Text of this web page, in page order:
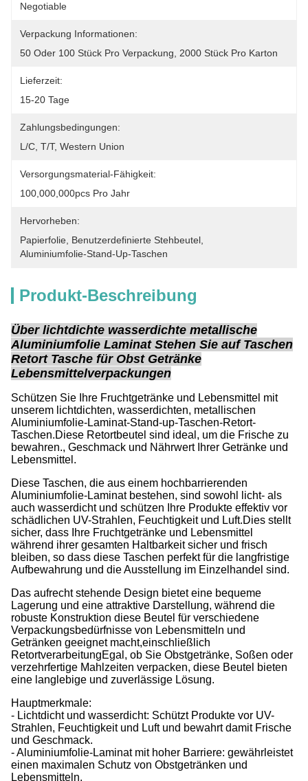
Negotiable
Verpackung Informationen:
50 Oder 100 Stück Pro Verpackung, 2000 Stück Pro Karton
Lieferzeit:
15-20 Tage
Zahlungsbedingungen:
L/C, T/T, Western Union
Versorgungsmaterial-Fähigkeit:
100,000,000pcs Pro Jahr
Hervorheben:
Papierfolie Benutzerdefinierte Stehbeutel
Aluminiumfolie-Stand-Up-Taschen
Produkt-Beschreibung
Über lichtdichte wasserdichte metallische
Aluminiumfolie Laminat Stehen Sie auf Taschen
Retort Tasche für Obst Getränke
Lebensmittelverpackungen
Schützen Sie Ihre Fruchtgetränke und Lebensmittel mit
unserem lichtdichten, wasserdichten, metallischen
Aluminiumfolie-Laminat-Stand-up-Taschen-Retort-
Taschen.Diese Retortbeutel sind ideal, um die Frische zu
bewahren., Geschmack und Nährwert Ihrer Getränke und
Lebensmittel.
Diese Taschen, die aus einem hochbarrierenden
Aluminiumfolie-Laminat bestehen, sind sowohl licht- als
auch wasserdicht und schützen Ihre Produkte effektiv vor
schädlichen UV-Strahlen, Feuchtigkeit und Luft.Dies stellt
sicher, dass Ihre Fruchtgetränke und Lebensmittel
während ihrer gesamten Haltbarkeit sicher und frisch
bleiben, so dass diese Taschen perfekt für die langfristige
Aufbewahrung und die Ausstellung im Einzelhandel sind.
Das aufrecht stehende Design bietet eine bequeme
Lagerung und eine attraktive Darstellung, während die
robuste Konstruktion diese Beutel für verschiedene
Verpackungsbedürfnisse von Lebensmitteln und
Getränken geeignet macht,einschließlich
RetortverarbeitungEgal, ob Sie Obstgetränke, Soßen oder
verzehrfertige Mahlzeiten verpacken, diese Beutel bieten
eine langlebige und zuverlässige Lösung.
Hauptmerkmale:
- Lichtdicht und wasserdicht: Schützt Produkte vor UV-
Strahlen, Feuchtigkeit und Luft und bewahrt damit Frische
und Geschmack.
- Aluminiumfolie-Laminat mit hoher Barriere: gewährleistet
einen maximalen Schutz von Obstgetränken und
Lebensmitteln.